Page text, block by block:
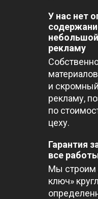
У нас нет
рекламу
и
рекламу,
по
цеху.
Гарантия
все
Мы строим
ключ»